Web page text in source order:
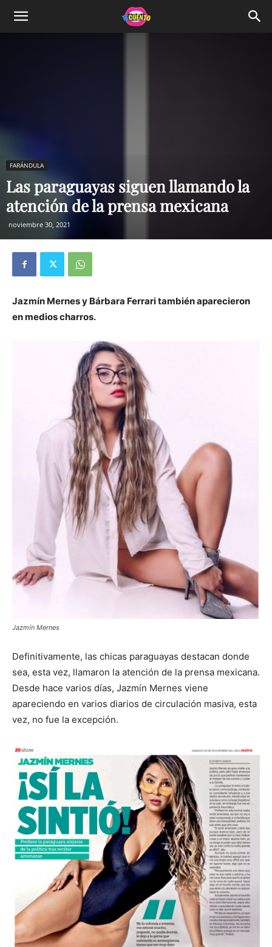
FARÁNDULA
Las paraguayas siguen llamando la
atención de la prensa mexicana
noviembre 30, 2021
Jazmín Mernes y Bárbara Ferrari también aparecieron
en medios charros.
Jazmín Mernes
Definitivamente, las chicas paraguayas destacan donde
sea, esta vez, llamaron la atención de la prensa mexicana.
Desde hace varios días, Jazmín Mernes viene
apareciendo en varios diarios de circulación masiva, esta
vez, no fue la excepción.